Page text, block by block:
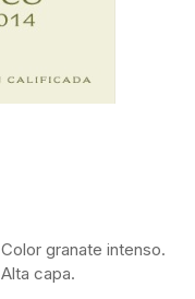
Color granate intenso.
Alta capa.